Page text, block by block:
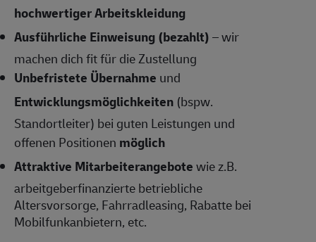
hochwertiger Arbeitskleidung
Ausführliche Einweisung (bezahlt)– wir
machen dich fit für die Zustellung
Unbefristete Übernahme und
Entwicklungsmöglichkeiten (bspw.
Standortleiter) bei guten Leistungen und
offenen Positionen möglich
Attraktive Mitarbeiterangebotewie z.B.
arbeitgeberfinanzierte betriebliche
Altersvorsorge, Fahrradleasing, Rabatte bei
Mobilfunkanbietern, etc.